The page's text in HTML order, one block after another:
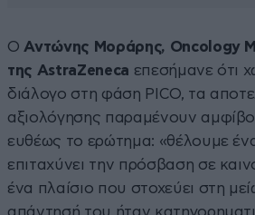
Ο Αντώνης Μοράρης, Oncology
της AstraZeneca επεσήμανε ότι
διάλογο στη φάση PICO, τα
αξιολόγησης παραμένουν
ευθέως το ερώτημα: «θέλουμε
επιταχύνει την πρόσβαση σε
ένα πλαίσιο που στοχεύει στη
απάντησή του ήταν